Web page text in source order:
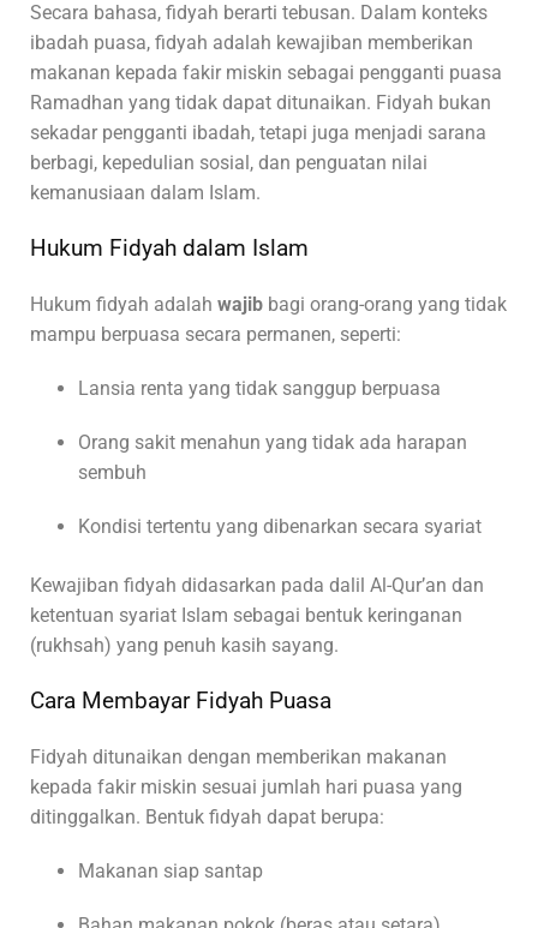
Secara bahasa, fidyah berarti tebusan. Dalam konteks
ibadah puasa, fidyah adalah kewajiban memberikan
makanan kepada fakir miskin sebagai pengganti puasa
Ramadhan yang tidak dapat ditunaikan. Fidyah bukan
sekadar pengganti ibadah, tetapi juga menjadi sarana
berbagi, kepedulian sosial, dan penguatan nilai
kemanusiaan dalam Islam.
Hukum Fidyah dalam Islam
Hukum fidyah adalah wajib bagi orang-orang yang tidak
mampu berpuasa secara permanen, seperti:
Lansia renta yang tidak sanggup berpuasa
Orang sakit menahun yang tidak ada harapan
sembuh
Kondisi tertentu yang dibenarkan secara syariat
Kewajiban fidyah didasarkan pada dalil Al-Qur’an dan
ketentuan syariat Islam sebagai bentuk keringanan
(rukhsah) yang penuh kasih sayang.
Cara Membayar Fidyah Puasa
Fidyah ditunaikan dengan memberikan makanan
kepada fakir miskin sesuai jumlah hari puasa yang
ditinggalkan. Bentuk fidyah dapat berupa:
Makanan siap santap